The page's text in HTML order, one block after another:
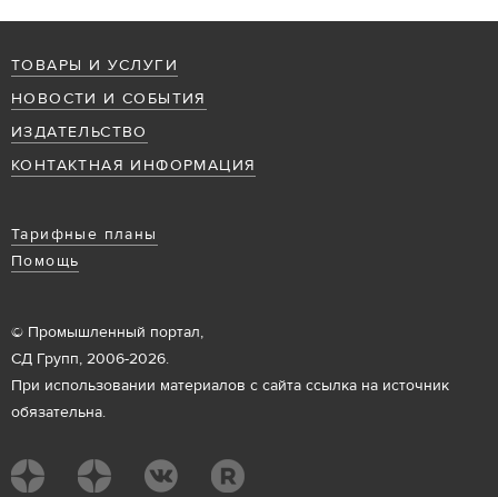
ТОВАРЫ И УСЛУГИ
НОВОСТИ И СОБЫТИЯ
ИЗДАТЕЛЬСТВО
КОНТАКТНАЯ ИНФОРМАЦИЯ
Тарифные планы
Помощь
© Промышленный портал,
СД Групп, 2006-2026.
При использовании материалов с сайта ссылка на источник
обязательна.